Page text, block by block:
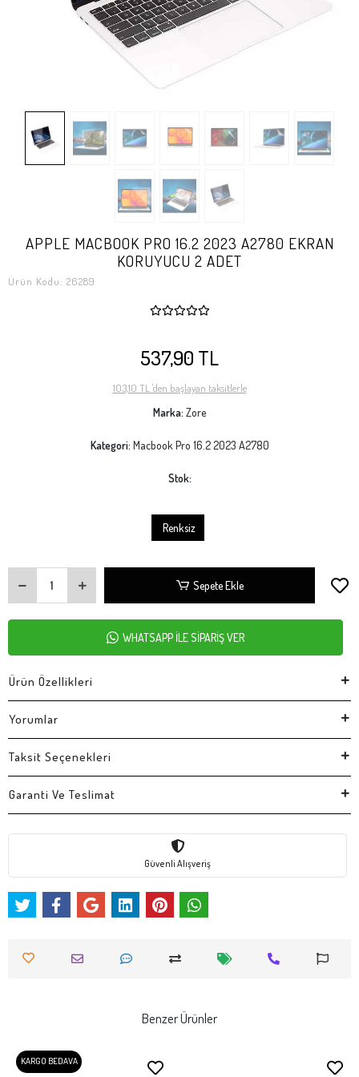
APPLE MACBOOK PRO 16.2 2023 A2780 EKRAN
KORUYUCU 2 ADET
Ürün Kodu: 26289
537,90 TL
103,10 TL 'den başlayan taksitlerle
Marka: Zore
Kategori: Macbook Pro 16.2 2023 A2780
Stok:
Renksiz
Sepete Ekle
WHATSAPP İLE SİPARİŞ VER
Ürün Özellikleri
Yorumlar
Taksit Seçenekleri
Garanti Ve Teslimat
Güvenli Alışveriş
Benzer Ürünler
KARGO BEDAVA